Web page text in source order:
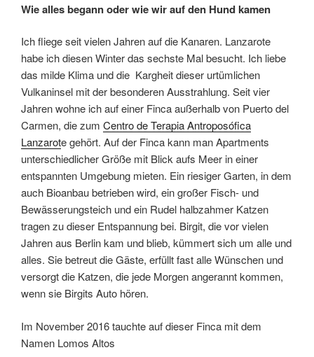
Wie alles begann oder wie wir auf den Hund kamen
Ich fliege seit vielen Jahren auf die Kanaren. Lanzarote
habe ich diesen Winter das sechste Mal besucht. Ich liebe
das milde Klima und die Kargheit dieser urtümlichen
Vulkaninsel mit der besonderen Ausstrahlung. Seit vier
Jahren wohne ich auf einer Finca außerhalb von Puerto del
Carmen, die zum Centro de Terapia Antroposófica
Lanzarote gehört. Auf der Finca kann man Apartments
unterschiedlicher Größe mit Blick aufs Meer in einer
entspannten Umgebung mieten. Ein riesiger Garten, in dem
auch Bioanbau betrieben wird, ein großer Fisch- und
Bewässerungsteich und ein Rudel halbzahmer Katzen
tragen zu dieser Entspannung bei. Birgit, die vor vielen
Jahren aus Berlin kam und blieb, kümmert sich um alle und
alles. Sie betreut die Gäste, erfüllt fast alle Wünschen und
versorgt die Katzen, die jede Morgen angerannt kommen,
wenn sie Birgits Auto hören.
Im November 2016 tauchte auf dieser Finca mit dem
Namen Lomos Altos